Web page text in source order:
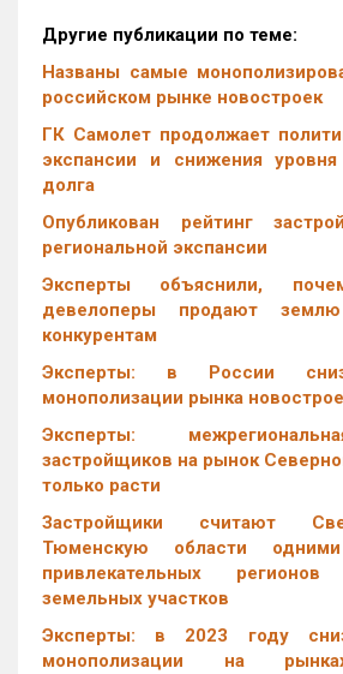
Другие публикации по теме:
Названы самые
российском рынке новостроек
ГК Самолет продолжает
экспансии и снижения уровня
долга
Опубликован рейтинг
региональной экспансии
Эксперты объяснили,
девелоперы продают
конкурентам
Эксперты: в России
монополизации рынка
Эксперты:
застройщиков на рынок
только расти
Застройщики считают
Тюменскую области
привлекательных
земельных участков
Эксперты: в 2023 году
монополизации на